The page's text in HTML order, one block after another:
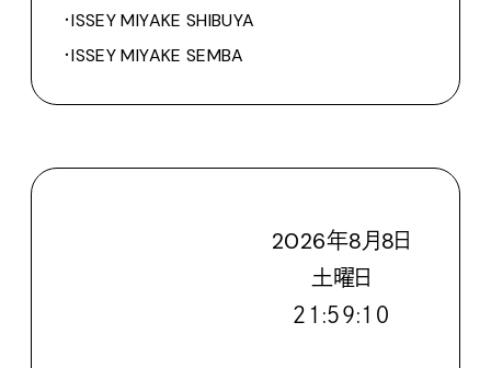
・ISSEY MIYAKE SHIBUYA
・ISSEY MIYAKE SEMBA
2026年8月8日
土曜日
２１:５９:１２